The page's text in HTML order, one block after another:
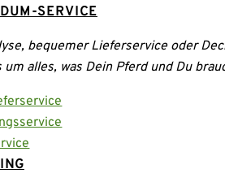
SERVICE
bequemer Lieferservice oder
alles, was Dein Pferd und Du